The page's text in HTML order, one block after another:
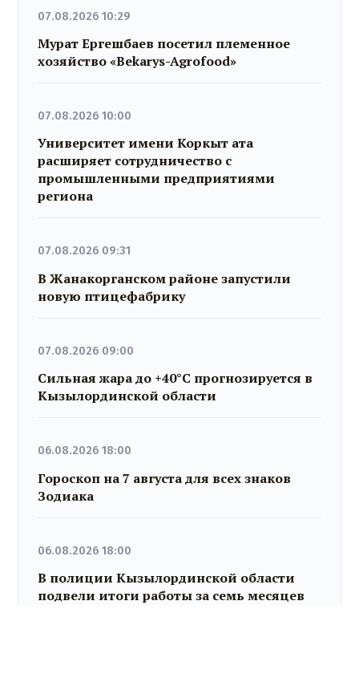
07.08.2026 10:29
Мурат Ергешбаев посетил племенное
хозяйство «Bekarys-Agrofood»
07.08.2026 10:00
Университет имени Коркыт ата
расширяет сотрудничество с
промышленными предприятиями
региона
07.08.2026 09:31
В Жанакорганском районе запустили
новую птицефабрику
07.08.2026 09:00
Сильная жара до +40°C прогнозируется в
Кызылординской области
06.08.2026 18:00
Гороскоп на 7 августа для всех знаков
Зодиака
06.08.2026 18:00
В полиции Кызылординской области
подвели итоги работы за семь месяцев